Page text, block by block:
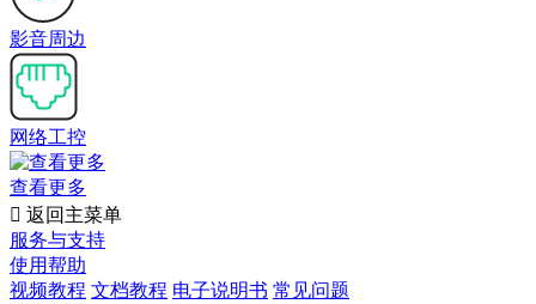
影音周边
网络工控
查看更多
 返回主菜单
服务与支持
使用帮助
视频教程 文档教程 电子说明书 常见问题